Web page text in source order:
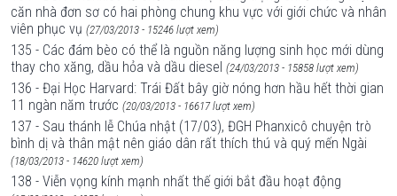
căn nhà đơn sơ có hai phòng chung khu vực với giới chức và nhân
viên phục vụ (27/03/2013 - 15246 lượt xem)
135 - Các đám bèo có thể là nguồn năng lượng sinh học mới dùng
thay cho xăng, dầu hỏa và dầu diesel (24/03/2013 - 15858 lượt xem)
136 - Đại Học Harvard: Trái Đất bây giờ nóng hơn hầu hết thời gian
11 ngàn năm trước (20/03/2013 - 16617 lượt xem)
137 - Sau thánh lễ Chúa nhật (17/03), ĐGH Phanxicô chuyện trò
bình dị và thân mật nên giáo dân rất thích thú và quý mến Ngài
(18/03/2013 - 14620 lượt xem)
138 - Viễn vọng kính mạnh nhất thế giới bắt đầu hoạt động